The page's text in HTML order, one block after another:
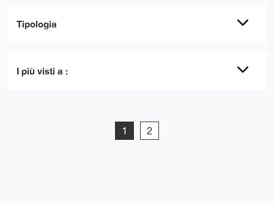
Tipologia
I più visti a :
1 2